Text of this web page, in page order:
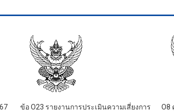
ข้อ O23 รายงานการประเมินความเสี่ยงการ
O8